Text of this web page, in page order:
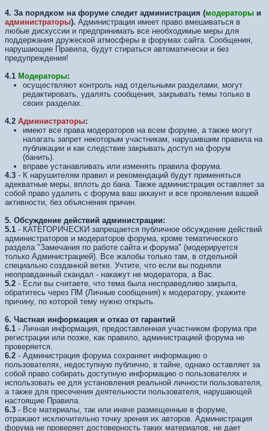
4. За порядком на форуме следит администрация (модераторы и
администраторы). Администрация имеет право вмешиваться в
любые дискуссии и предпринимать все необходимые меры для
поддержания дружеской атмосферы в форумах сайта. Сообщения,
нарушающие Правила, будут стираться автоматически и без
предупреждения!
4.1 Модераторы:
осуществляют контроль над отдельными разделами, могут
редактировать, удалять сообщения, закрывать темы только в
своих разделах.
4.2 Администраторы:
имеют все права модераторов на всем форуме, а также могут
налагать запрет некоторым участникам, нарушившим правила на
публикации и как следствие закрывать доступ на форум
(банить).
вправе устанавливать или изменять правила форума.
4.3 - К нарушителям правил и рекомендаций будут применяться
адекватные меры, вплоть до бана. Также администрация оставляет за
собой право удалить с форума ваш аккаунт и все проявления вашей
активности, без объяснения причин.
5. Обсуждение действий администрации:
5.1 - КАТЕГОРИЧЕСКИ запрещается публичное обсуждение действий
администраторов и модераторов форума, кроме тематического
раздела "Замечания по работе сайта и форума" (модерируется
только Администрацией). Все жалобы только там, в отдельной
специально созданной ветке. Учтите, что если вы подняли
неоправданный скандал - накажут не модератора, а Вас.
5.2 - Если вы считаете, что тема была несправедливо закрыта,
обратитесь через ПМ (Личные сообщения) к модератору, укажите
причину, по которой тему нужно открыть.
6. Частная информация и отказ от гарантий
6.1 - Личная информация, предоставленная участником форума при
регистрации или позже, как правило, администрацией форума не
проверяется.
6.2 - Администрация форума сохраняет информацию о
пользователях, недоступную публично, в тайне, однако оставляет за
собой право собирать доступную информацию о пользователях и
использовать ее для установления реальной личности пользователя,
а также для пресечения деятельности пользователя, нарушающей
настоящие Правила.
6.3 - Все материалы, так или иначе размещенные в форуме,
отражают исключительно точку зрения их авторов. Администрация
форума не проверяет достоверность таких материалов, не дает